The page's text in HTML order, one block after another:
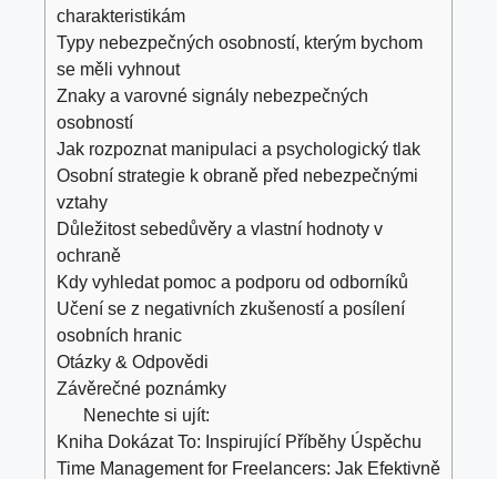
charakteristikám
Typy nebezpečných osobností, kterým bychom
se měli vyhnout
Znaky a varovné signály nebezpečných
osobností
Jak rozpoznat manipulaci a psychologický tlak
Osobní strategie k obraně před nebezpečnými
vztahy
Důležitost sebedůvěry a vlastní hodnoty v
ochraně
Kdy vyhledat pomoc a podporu od odborníků
Učení se z negativních zkušeností a posílení
osobních hranic
Otázky & Odpovědi
Závěrečné poznámky
Nenechte si ujít:
Kniha Dokázat To: Inspirující Příběhy Úspěchu
Time Management for Freelancers: Jak Efektivně